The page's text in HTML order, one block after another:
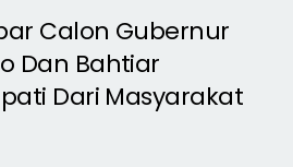
Calon Gubernur
Dan Bahtiar
Dari Masyarakat